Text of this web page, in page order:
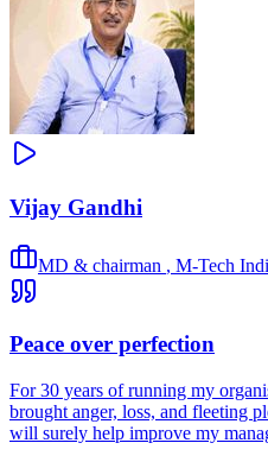
Vijay Gandhi
MD & chairman , M-Tech
Peace over perfection
For 30 years of running my
brought anger, loss, and fleeting
will surely help improve my